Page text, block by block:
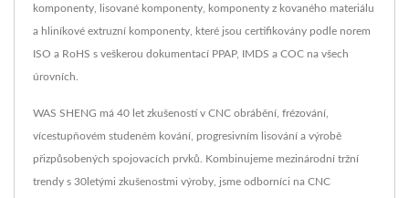
komponenty, lisované komponenty, komponenty z kovaného materiálu
a hliníkové extruzní komponenty, které jsou certifikovány podle norem
ISO a RoHS s veškerou dokumentací PPAP, IMDS a COC na všech
úrovních.
WAS SHENG má 40 let zkušeností v CNC obrábění, frézování,
vícestupňovém studeném kování, progresivním lisování a výrobě
přizpůsobených spojovacích prvků. Kombinujeme mezinárodní tržní
trendy s 30letými zkušenostmi výroby, jsme odborníci na CNC